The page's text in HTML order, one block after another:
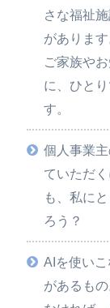
さな福祉
がありま
ご家族や
に、ひと
す。
個人事業
ていただ
も、私に
ろう？
AIを使い
があるも